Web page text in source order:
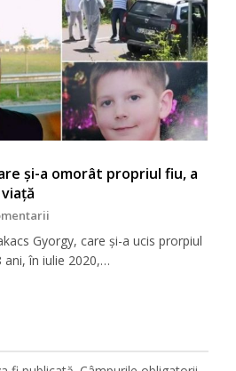
și-a omorât propriul fiu, a
Gyorgy, care și-a ucis prorpiul
în iulie 2020,…